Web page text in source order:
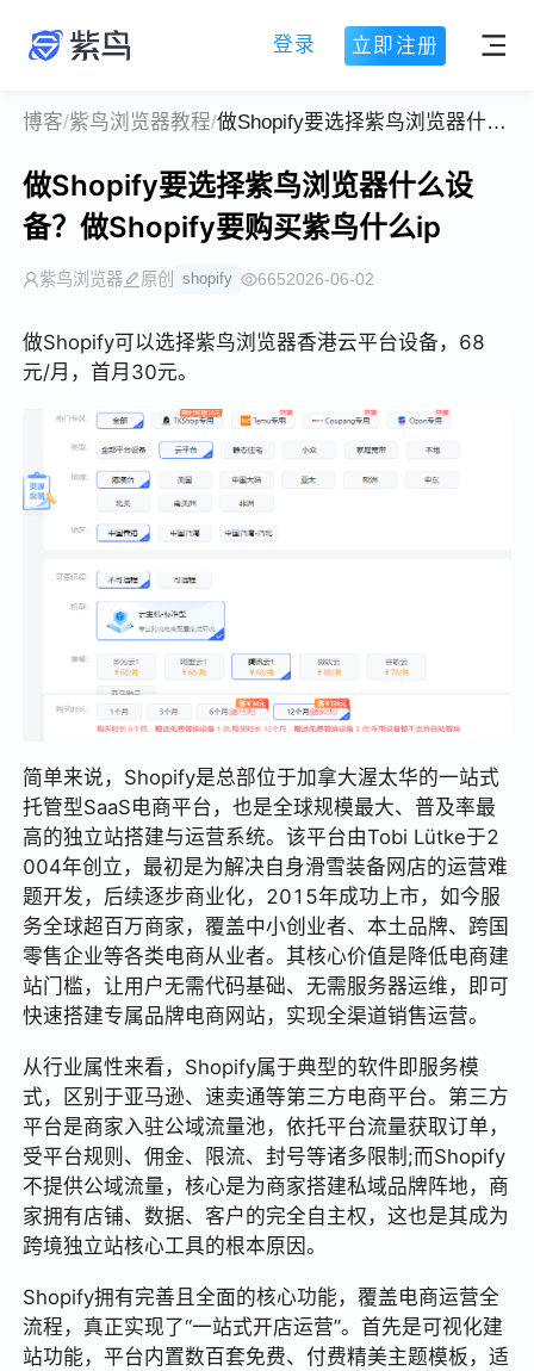
登录 立即注册
博客/紫鸟浏览器教程/ 做Shopify要选择紫鸟浏览器什么设备？做Shopify要购买紫鸟什么ip
做Shopify要选择紫鸟浏览器什么设
备？做Shopify要购买紫鸟什么ip
紫鸟浏览器 原创 shopify 6652026-06-02
做Shopify可以选择紫鸟浏览器香港云平台设备，68
元/月，首月30元。
简单来说，Shopify是总部位于加拿大渥太华的一站式
托管型SaaS电商平台，也是全球规模最大、普及率最
高的独立站搭建与运营系统。该平台由Tobi Lütke于2
004年创立，最初是为解决自身滑雪装备网店的运营难
题开发，后续逐步商业化，2015年成功上市，如今服
务全球超百万商家，覆盖中小创业者、本土品牌、跨国
零售企业等各类电商从业者。其核心价值是降低电商建
站门槛，让用户无需代码基础、无需服务器运维，即可
快速搭建专属品牌电商网站，实现全渠道销售运营。
从行业属性来看，Shopify属于典型的软件即服务模
式，区别于亚马逊、速卖通等第三方电商平台。第三方
平台是商家入驻公域流量池，依托平台流量获取订单，
受平台规则、佣金、限流、封号等诸多限制;而Shopify
不提供公域流量，核心是为商家搭建私域品牌阵地，商
家拥有店铺、数据、客户的完全自主权，这也是其成为
跨境独立站核心工具的根本原因。
Shopify拥有完善且全面的核心功能，覆盖电商运营全
流程，真正实现了“一站式开店运营”。首先是可视化建
站功能，平台内置数百套免费、付费精美主题模板，适